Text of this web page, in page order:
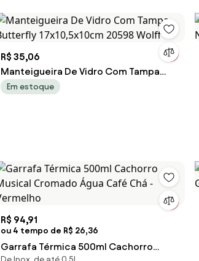
R$ 35,06
Manteigueira De Vidro Com Tampa
Butterfly 17x10,5x10cm 20598 Wolff
Em estoque
R$ 94,91
ou 4 tempo de R$ 26,36
Garrafa Térmica 500ml Cachorro